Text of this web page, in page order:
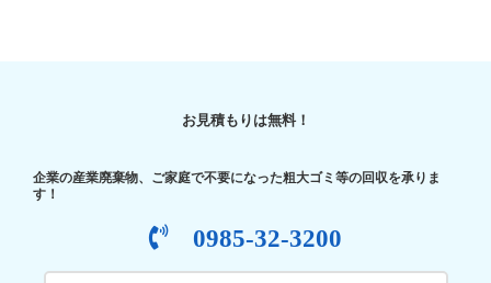
お見積もりは無料！
企業の産業廃棄物、ご家庭で不要になった粗大ゴミ等の回収を承りま
す！
0985-32-3200